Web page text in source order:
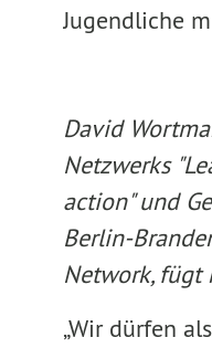
Jugendliche
David
Netzwerks
action" und
Berlin-
Network, fügt
„Wir dürfen